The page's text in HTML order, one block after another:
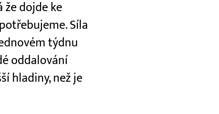
že dojde ke
Síla
týdnu
oddalování
hladiny, než je